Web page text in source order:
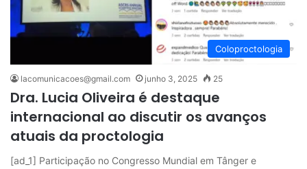
Coloproctologia
lacomunicacoes@gmail.com junho 3, 2025 25
Dra. Lucia Oliveira é destaque
internacional ao discutir os avanços
atuais da proctologia
[ad_1] Participação no Congresso Mundial em Tânger e